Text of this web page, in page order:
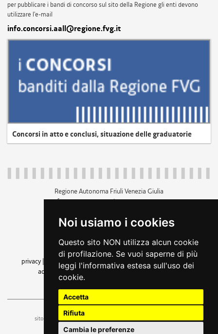
Noi usiamo i cookies
Questo sito NON utilizza alcun cookie
di profilazione. Se vuoi saperne di più
leggi l'informativa estesa sull'uso dei
cookie.
Accetta
Rifiuta
Cambia le preferenze
per pubblicare i bandi di concorso sul sito della Regione gli enti devono
utilizzare l'e-mail
info.concorsi.aall@regione.fvg.it
Concorsi in atto e conclusi, situazione delle graduatorie
Regione Autonoma Friuli Venezia Giulia
c.f. 80014930327; p.iva 00526040324
+39 040 3771111
amministrazione trasparente
privacy
cookie |note legali accessibilità
dichiarazione di
accessibilità| feedback
cambio preferenze cookie
sito a cura dell'ufficio stampa e comunicazione